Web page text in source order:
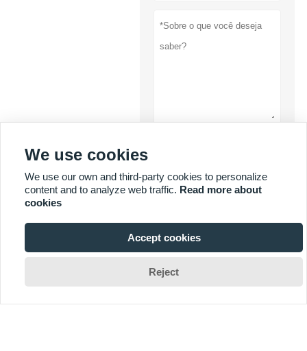

Política de
Privacidade
We use cookies
We use our own and third-party cookies to personalize
content and to analyze web traffic. Read more about
cookies
Accept cookies
Reject